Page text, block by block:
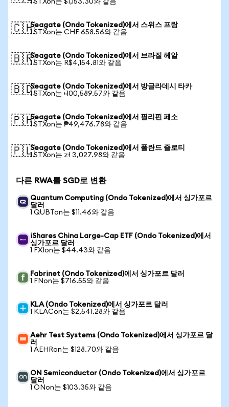
1 STXon는 $1,153.30와 같음
🇨🇭Seagate (Ondo Tokenized)에서 스위스 프랑
1 STXon는 CHF 658.56와 같음
🇧🇷Seagate (Ondo Tokenized)에서 브라질 헤알
1 STXon는 R$4,154.81와 같음
🇧🇩Seagate (Ondo Tokenized)에서 방글라데시 타카
1 STXon는 ৳100,589.57와 같음
🇵🇭Seagate (Ondo Tokenized)에서 필리핀 페소
1 STXon는 ₱49,476.78와 같음
🇵🇱Seagate (Ondo Tokenized)에서 폴란드 즐로티
1 STXon는 zł 3,027.98와 같음
다른 RWA를 SGD로 변환
Quantum Computing (Ondo Tokenized)에서 싱가포르
달러
1 QUBTon는 $11.46와 같음
iShares China Large-Cap ETF (Ondo Tokenized)에서
싱가포르 달러
1 FXIon는 $44.43와 같음
Fabrinet (Ondo Tokenized)에서 싱가포르 달러
1 FNon는 $716.55와 같음
KLA (Ondo Tokenized)에서 싱가포르 달러
1 KLACon는 $2,541.28와 같음
Aehr Test Systems (Ondo Tokenized)에서 싱가포르 달
러
1 AEHRon는 $128.70와 같음
ON Semiconductor (Ondo Tokenized)에서 싱가포르
달러
1 ONon는 $103.35와 같음